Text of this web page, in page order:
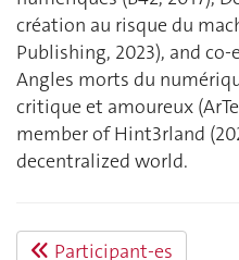
création au risque du
Publishing, 2023), and
Angles morts du
critique et amoureux
member of Hint3rland
decentralized world.
Participant-es